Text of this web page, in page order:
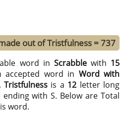
out of Tristfulness = 737
word in Scrabblewith 15
accepted word in Word with
Tristfulnessis a 12 letter long
with S. Below are Total
word.